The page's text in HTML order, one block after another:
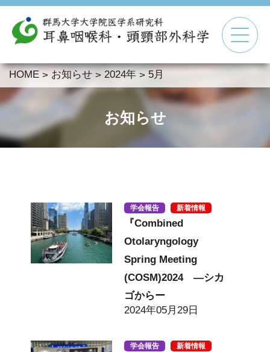
▼
HOME > お知らせ > 2024年 > 5月
お知らせ
学会報告 新着情報
『Combined
Otolaryngology
Spring Meeting
(COSM)2024 ―シカ
ゴからー
2024年05月29日
学会報告 新着情報